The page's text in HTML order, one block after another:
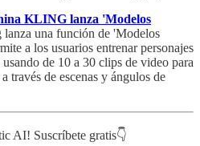
KLING lanza 'Modelos
una función de 'Modelos
a los usuarios entrenar personajes
de 10 a 30 clips de video para
través de escenas y ángulos de
AI! Suscríbete gratis👇